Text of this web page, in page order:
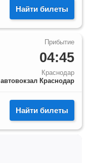
Найти билеты
04:45
Краснодар
автовокзал Краснодар
Найти билеты